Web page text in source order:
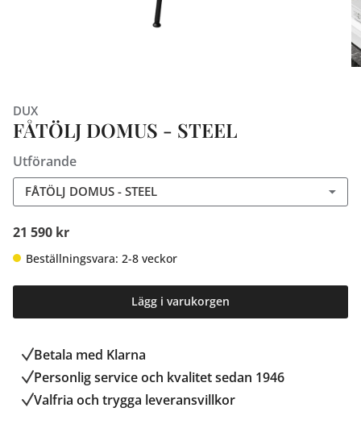
DUX
FÅTÖLJ DOMUS - STEEL
Utförande
FÅTÖLJ DOMUS - STEEL
21 590 kr
Beställningsvara: 2-8 veckor
Lägg i varukorgen
Betala med Klarna
Personlig service och kvalitet sedan 1946
Valfria och trygga leveransvillkor